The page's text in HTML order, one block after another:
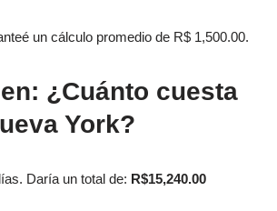
un cálculo promedio de R$ 1,500.00.
¿Cuánto cuesta
York?
Daría un total de: R$15,240.00